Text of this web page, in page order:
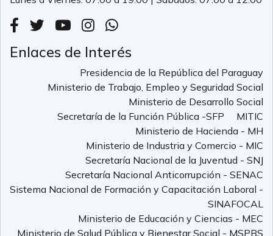
Enlaces de Interés
Presidencia de la República del Paraguay
Ministerio de Trabajo, Empleo y Seguridad Social
Ministerio de Desarrollo Social
Secretaría de la Función Pública -SFP
MITIC
Ministerio de Hacienda - MH
Ministerio de Industria y Comercio - MIC
Secretaría Nacional de la Juventud - SNJ
Secretaría Nacional Anticorrupción - SENAC
Sistema Nacional de Formación y Capacitación Laboral -
SINAFOCAL
Ministerio de Educación y Ciencias - MEC
Ministerio de Salud Pública y Bienestar Social - MSPBS